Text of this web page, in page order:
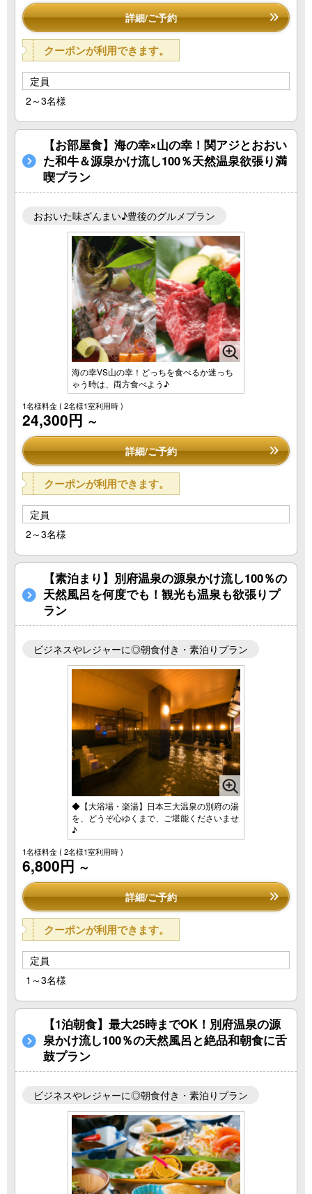
詳細/ご予約
クーポンが利用できます。
定員
2～3名様
【お部屋食】海の幸×山の幸！関アジとおおい
た和牛＆源泉かけ流し100％天然温泉欲張り満
喫プラン
おおいた味ざんまい♪豊後のグルメプラン
海の幸VS山の幸！どっちを食べるか迷っち
ゃう時は、両方食べよう♪
1名様料金( 2名様1室利用時 )
24,300円 ～
詳細/ご予約
クーポンが利用できます。
定員
2～3名様
【素泊まり】別府温泉の源泉かけ流し100％の
天然風呂を何度でも！観光も温泉も欲張りプ
ラン
ビジネスやレジャーに◎朝食付き・素泊りプラン
◆【大浴場・楽湯】日本三大温泉の別府の湯
を、どうぞ心ゆくまで、ご堪能くださいませ
♪
1名様料金( 2名様1室利用時 )
6,800円 ～
詳細/ご予約
クーポンが利用できます。
定員
1～3名様
【1泊朝食】最大25時までOK！別府温泉の源
泉かけ流し100％の天然風呂と絶品和朝食に舌
鼓プラン
ビジネスやレジャーに◎朝食付き・素泊りプラン